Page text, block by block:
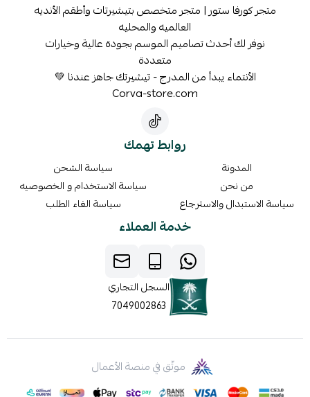
متجر كورفا ستور | متجر متخصص بتيشيرتات وأطقم الأنديه
العالميه والمحليه
نوفر لك أحدث تصاميم الموسم بجودة عالية وخيارات
متعددة
الأنتماء يبدأ من المدرج - تيشيرتك جاهز عندنا 💚
Corva-store.com
روابط تهمك
المدونة
من نحن
سياسة الاستبدال والاسترجاع
سياسة الشحن
سياسة الاستخدام و الخصوصيه
سياسة الغاء الطلب
خدمة العملاء
السجل التجاري
7049002863
موثّق في منصة الأعمال